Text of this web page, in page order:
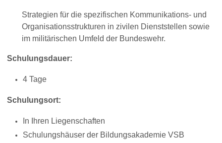
Strategien für die spezifischen Kommunikations- und
Organisationsstrukturen in zivilen Dienststellen sowie
im militärischen Umfeld der Bundeswehr.
Schulungsdauer:
4 Tage
Schulungsort:
In Ihren Liegenschaften
Schulungshäuser der Bildungsakademie VSB